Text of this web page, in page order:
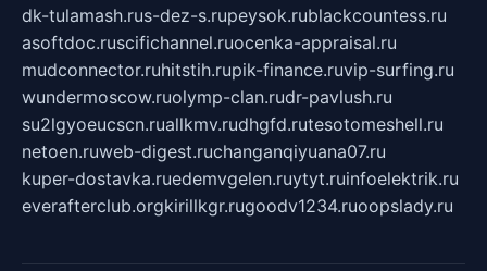
dk-tulamash.rus-dez-s.rupeysok.rublackcountess.ru
asoftdoc.ruscifichannel.ruocenka-appraisal.ru
mudconnector.ruhitstih.rupik-finance.ruvip-surfing.ru
wundermoscow.ruolymp-clan.rudr-pavlush.ru
su2lgyoeucscn.ruallkmv.rudhgfd.rutesotomeshell.ru
netoen.ruweb-digest.ruchanganqiyuana07.ru
kuper-dostavka.ruedemvgelen.ruytyt.ruinfoelektrik.ru
everafterclub.orgkirillkgr.rugoodv1234.ruoopslady.ru